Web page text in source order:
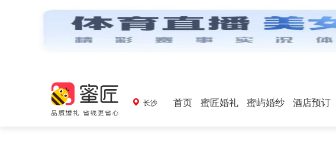
长沙 首页 蜜匠婚礼 蜜屿婚纱 酒店预订